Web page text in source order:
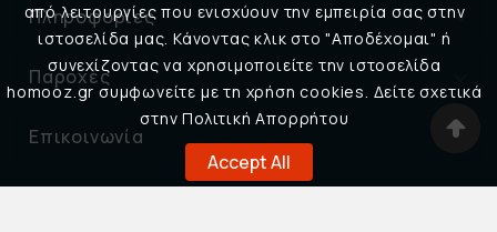
από λειτουργίες που ενισχύουν την εμπειρία σας στην
ιστοσελίδα μας. Κάνοντας κλικ στο "Αποδέχομαι" ή
συνεχίζοντας να χρησιμοποιείτε την ιστοσελίδα
homooz.gr συμφωνείτε με τη χρήση cookies. Δείτε σχετικά
στην Πολιτική Απορρήτου
Accept All
Πληροφορίες 
Παροχές
Επικοινωνία 